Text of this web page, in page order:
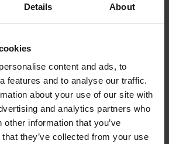
Details About
content and ads, to
features and to analyse our traffic.
about your use of our site with
and analytics partners who
information that you’ve
they’ve collected from your use
is Gratis vanaf €150,- Voor 16:00
en welke kwaliteit kan ik
A-kwaliteit producten. De wettelijke
Is een product niet naar wens dan
bij Degros. Wij zijn aangesloten bij
maakt shoppen bij Degros veilig en